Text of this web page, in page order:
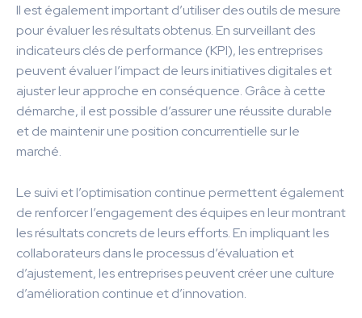
Il est également important d’utiliser des outils de mesure
pour évaluer les résultats obtenus. En surveillant des
indicateurs clés de performance (KPI), les entreprises
peuvent évaluer l’impact de leurs initiatives digitales et
ajuster leur approche en conséquence. Grâce à cette
démarche, il est possible d’assurer une réussite durable
et de maintenir une position concurrentielle sur le
marché.
Le suivi et l’optimisation continue permettent également
de renforcer l’engagement des équipes en leur montrant
les résultats concrets de leurs efforts. En impliquant les
collaborateurs dans le processus d’évaluation et
d’ajustement, les entreprises peuvent créer une culture
d’amélioration continue et d’innovation.